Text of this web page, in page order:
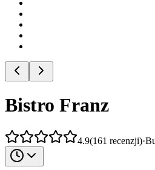
Bistro Franz
4.9(161 recenzji)·